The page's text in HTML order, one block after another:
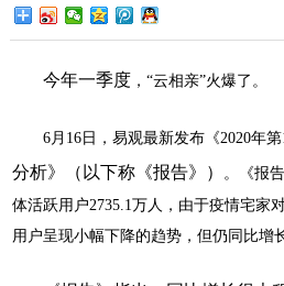
今年一季度， “云相亲”火爆了。
6月16日，易观最新发布《2020年
分析》（以下称《报告》）
。《报
体活跃用户2735.1万人，由于疫情宅家
用户呈现小幅下降的趋势，但仍同比增